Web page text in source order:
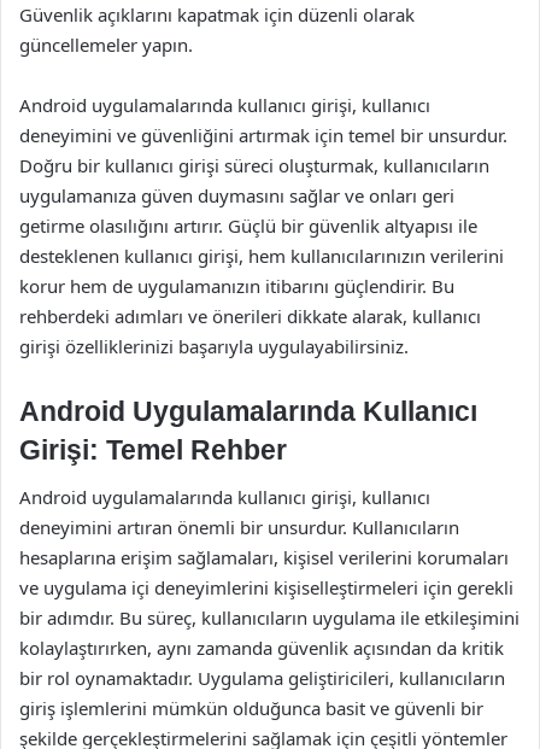
Güvenlik açıklarını kapatmak için düzenli olarak
güncellemeler yapın.
Android uygulamalarında kullanıcı girişi, kullanıcı
deneyimini ve güvenliğini artırmak için temel bir unsurdur.
Doğru bir kullanıcı girişi süreci oluşturmak, kullanıcıların
uygulamanıza güven duymasını sağlar ve onları geri
getirme olasılığını artırır. Güçlü bir güvenlik altyapısı ile
desteklenen kullanıcı girişi, hem kullanıcılarınızın verilerini
korur hem de uygulamanızın itibarını güçlendirir. Bu
rehberdeki adımları ve önerileri dikkate alarak, kullanıcı
girişi özelliklerinizi başarıyla uygulayabilirsiniz.
Android Uygulamalarında Kullanıcı
Girişi: Temel Rehber
Android uygulamalarında kullanıcı girişi, kullanıcı
deneyimini artıran önemli bir unsurdur. Kullanıcıların
hesaplarına erişim sağlamaları, kişisel verilerini korumaları
ve uygulama içi deneyimlerini kişiselleştirmeleri için gerekli
bir adımdır. Bu süreç, kullanıcıların uygulama ile etkileşimini
kolaylaştırırken, aynı zamanda güvenlik açısından da kritik
bir rol oynamaktadır. Uygulama geliştiricileri, kullanıcıların
giriş işlemlerini mümkün olduğunca basit ve güvenli bir
şekilde gerçekleştirmelerini sağlamak için çeşitli yöntemler